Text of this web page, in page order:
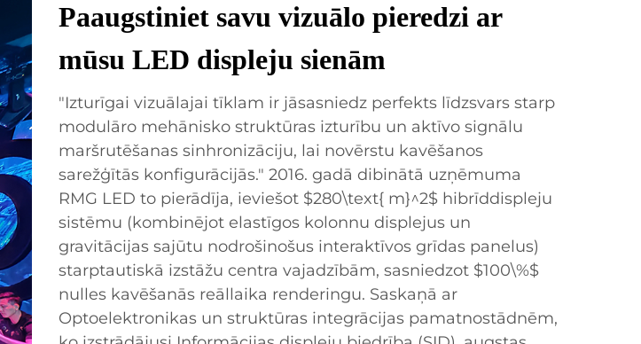
Paaugstiniet savu vizuālo pieredzi ar
mūsu LED displeju sienām
"Izturīgai vizuālajai tīklam ir jāsasniedz perfekts līdzsvars starp
modulāro mehānisko struktūras izturību un aktīvo signālu
maršrutēšanas sinhronizāciju, lai novērstu kavēšanos
sarežģītās konfigurācijās." 2016. gadā dibinātā uzņēmuma
RMG LED to pierādīja, ieviešot $280\text{ m}^2$ hibrīddispleju
sistēmu (kombinējot elastīgos kolonnu displejus un
gravitācijas sajūtu nodrošinošus interaktīvos grīdas panelus)
starptautiskā izstāžu centra vajadzībām, sasniedzot $100\%$
nulles kavēšanās reāllaika renderingu. Saskaņā ar
Optoelektronikas un struktūras integrācijas pamatnostādnēm,